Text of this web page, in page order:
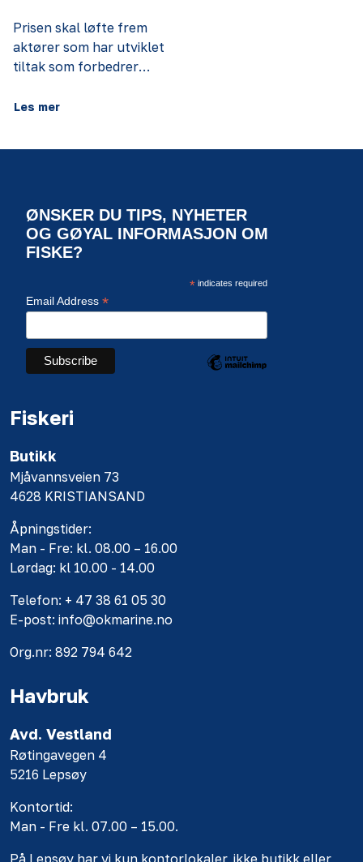
n
Prisen skal løfte frem
aktører som har utviklet
tiltak som forbedrer
settefisk-, matfisk- eller
Les mer
ØNSKER DU TIPS, NYHETER
OG GØYAL INFORMASJON OM
FISKE?
*indicates required
Email Address *
Fiskeri
Butikk
Mjåvannsveien 73
4628 KRISTIANSAND
Åpningstider:
Man - Fre: kl. 08.00 – 16.00
Lørdag: kl 10.00 - 14.00
Telefon: + 47 38 61 05 30
E-post: info@okmarine.no
Org.nr: 892 794 642
Havbruk
Avd. Vestland
Røtingavegen 4
5216 Lepsøy
Kontortid:
Man - Fre kl. 07.00 – 15.00.
På Lepsøy har vi kun kontorlokaler, ikke butikk eller